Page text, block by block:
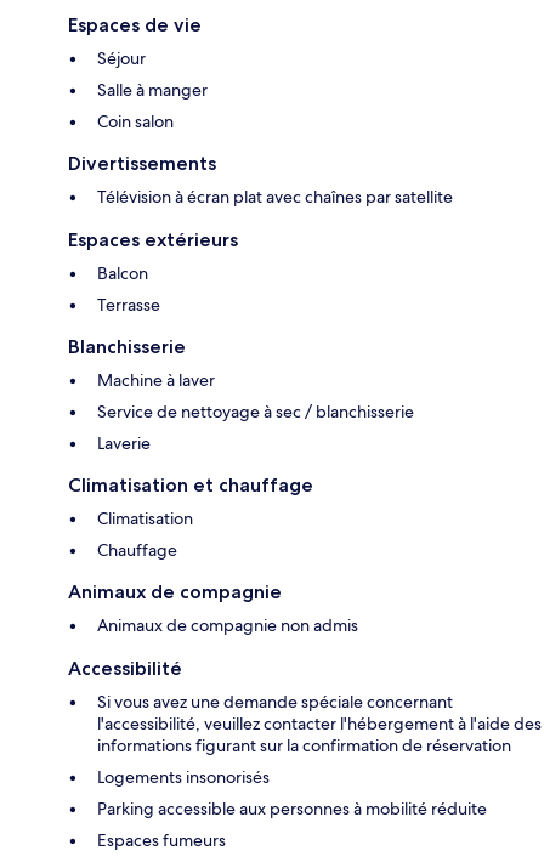
Espaces de vie
Séjour
Salle à manger
Coin salon
Divertissements
Télévision à écran plat avec chaînes par satellite
Espaces extérieurs
Balcon
Terrasse
Blanchisserie
Machine à laver
Service de nettoyage à sec / blanchisserie
Laverie
Climatisation et chauffage
Climatisation
Chauffage
Animaux de compagnie
Animaux de compagnie non admis
Accessibilité
Si vous avez une demande spéciale concernant
l'accessibilité, veuillez contacter l'hébergement à l'aide des
informations figurant sur la confirmation de réservation
Logements insonorisés
Parking accessible aux personnes à mobilité réduite
Espaces fumeurs